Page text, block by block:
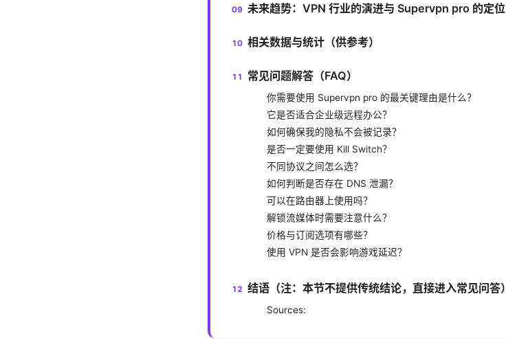
未来趋势：VPN 行业的演进与 Supervpn pro 的定位
相关数据与统计（供参考）
常见问题解答（FAQ）
你需要使用 Supervpn pro 的最关键理由是什么？
它是否适合企业级远程办公？
如何确保我的隐私不会被记录？
是否一定要使用 Kill Switch？
不同协议之间怎么选？
如何判断是否存在 DNS 泄漏？
可以在路由器上使用吗？
解锁流媒体时需要注意什么？
价格与订阅选项有哪些？
使用 VPN 是否会影响游戏延迟？
结语（注：本节不提供传统结论，直接进入常见问答）
Sources: